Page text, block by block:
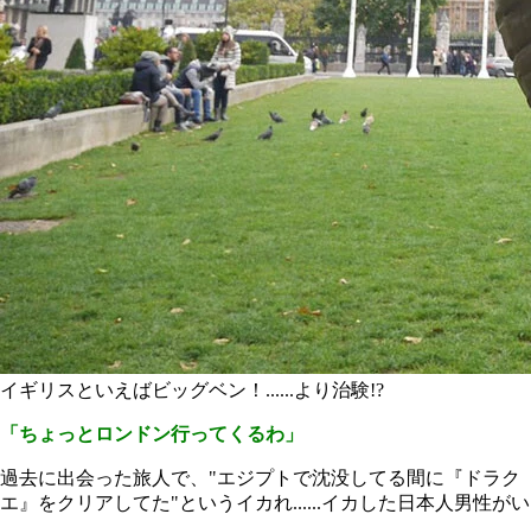
イギリスといえばビッグベン！......より治験!?
「ちょっとロンドン行ってくるわ」
過去に出会った旅人で、"エジプトで沈没してる間に『ドラク
エ』をクリアしてた"というイカれ......イカした日本人男性がい